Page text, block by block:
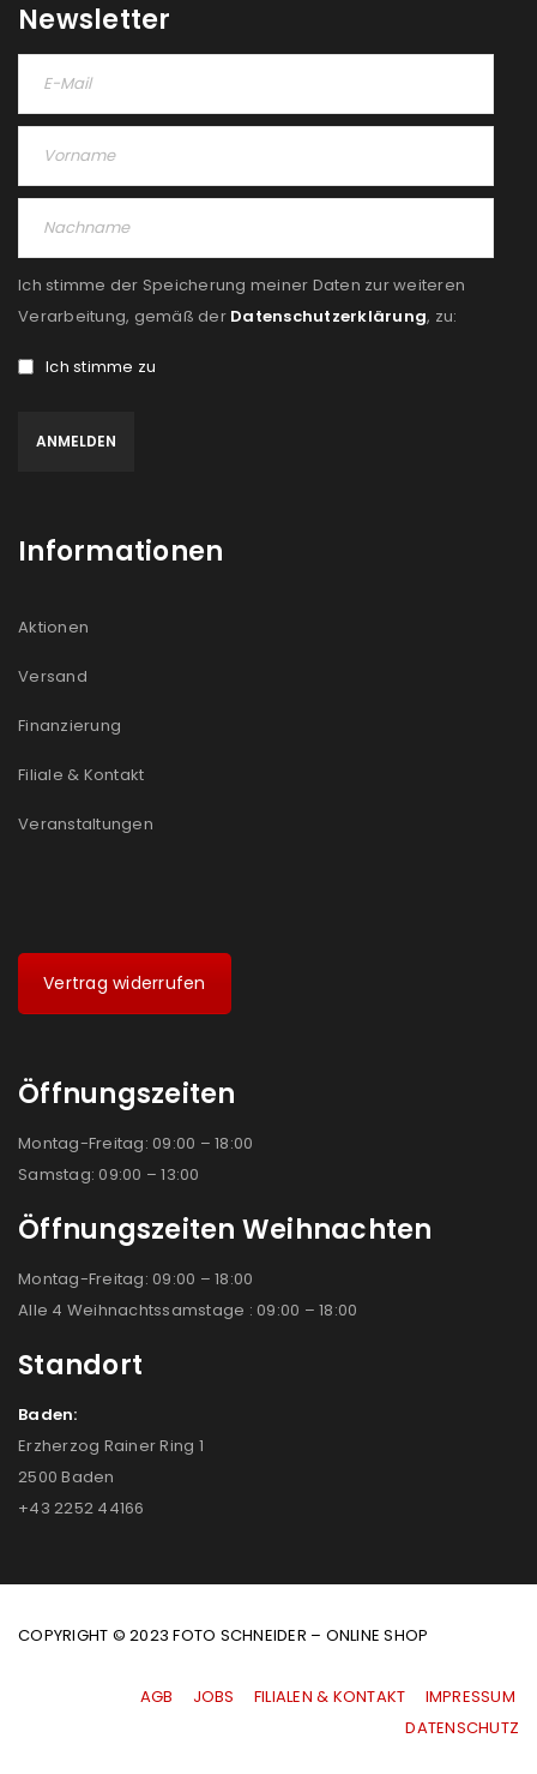
Anmeldeformular geschützt durchWP Captcha
ANMELDEN
PASSWORT VERGESSEN?
REGISTRIEREN
Please select all the ways you would like to hear from
Ja, ich möchte ein Kundenkonto eröffnen und
Newsletter
Ich stimme der Speicherung meiner Daten zur weiteren
Verarbeitung, gemäß der Datenschutzerklärung, zu:
Ich stimme zu
Informationen
Aktionen
Versand
Finanzierung
Filiale & Kontakt
Veranstaltungen
Vertrag widerrufen
Öffnungszeiten
Montag-Freitag: 09:00 – 18:00
Samstag: 09:00 – 13:00
Öffnungszeiten Weihnachten
Montag-Freitag: 09:00 – 18:00
Alle 4 Weihnachtssamstage : 09:00 – 18:00
Standort
Baden:
Erzherzog Rainer Ring 1
2500 Baden
+43 2252 44166
COPYRIGHT © 2023 FOTO SCHNEIDER – ONLINE SHOP
AGB JOBS FILIALEN & KONTAKT
IMPRESSUM
|DATENSCHUTZ